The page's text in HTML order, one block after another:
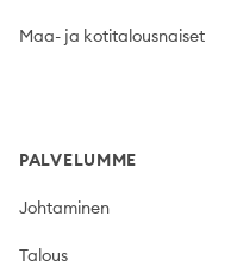
Maa- ja kotitalousnaiset
PALVELUMME
Johtaminen
Talous